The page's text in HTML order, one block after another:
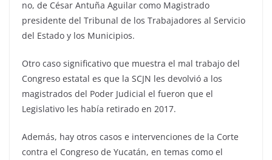
no, de César Antuña Aguilar como Magistrado
presidente del Tribunal de los Trabajadores al Servicio
del Estado y los Municipios.
Otro caso significativo que muestra el mal trabajo del
Congreso estatal es que la SCJN les devolvió a los
magistrados del Poder Judicial el fueron que el
Legislativo les había retirado en 2017.
Además, hay otros casos e intervenciones de la Corte
contra el Congreso de Yucatán, en temas como el